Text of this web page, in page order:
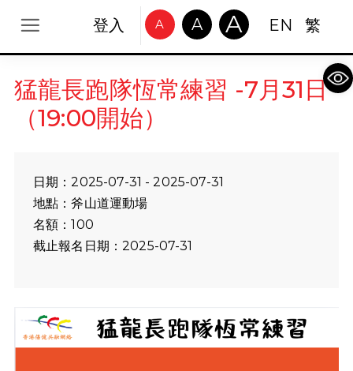
登入 A A A EN 繁
猛龍長跑隊恆常練習 -7月31日
（19:00開始）
日期：2025-07-31 - 2025-07-31
地點：斧山道運動場
名額：100
截止報名日期：2025-07-31